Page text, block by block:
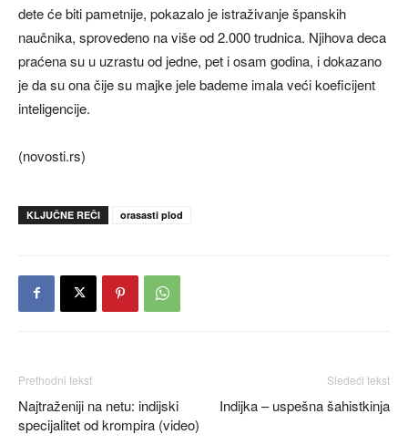
dete će biti pametnije, pokazalo je istraživanje španskih
naučnika, sprovedeno na više od 2.000 trudnica. Njihova deca
praćena su u uzrastu od jedne, pet i osam godina, i dokazano
je da su ona čije su majke jele bademe imala veći koeficijent
inteligencije.
(novosti.rs)
KLJUČNE REČI orasasti plod
Prethodni tekst
Najtraženiji na netu: indijski
specijalitet od krompira (video)
Sledeći tekst
Indijka – uspešna šahistkinja